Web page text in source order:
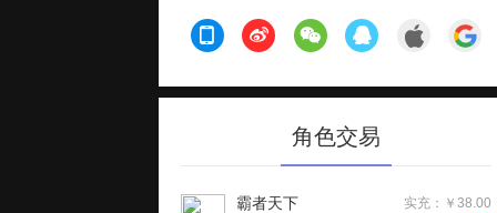
角色交易
实充：￥38.00
霸者天下